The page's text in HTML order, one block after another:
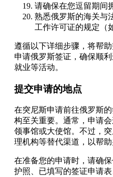
请确保在您逗留期间
熟悉俄罗斯的海关与
工作许可证的规定（
遵循以下详细步骤，将帮
申请俄罗斯签证，确保顺
就业等活动。
提交申请的地点
在突尼斯申请前往俄罗斯
构至关重要。通常，申请
领事馆或大使馆。不过，
理机构等替代渠道，以帮助
在准备您的申请时，请确
护照、已填写的签证申请